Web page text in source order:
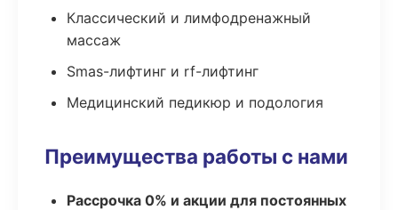
Классический и лимфодренажный
массаж
Smas-лифтинг и rf-лифтинг
Медицинский педикюр и подология
Преимущества работы с нами
Рассрочка 0% и акции для постоянных